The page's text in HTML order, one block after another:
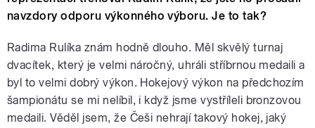
navzdory odporu výkonného výboru. Je to tak?
Radima Rulíka znám hodně dlouho. Měl skvělý turnaj
dvacítek, který je velmi náročný, uhráli stříbrnou medaili a
byl to velmi dobrý výkon. Hokejový výkon na předchozím
šampionátu se mi nelíbil, i když jsme vystříleli bronzovou
medaili. Věděl jsem, že Češi nehrají takový hokej, jaký